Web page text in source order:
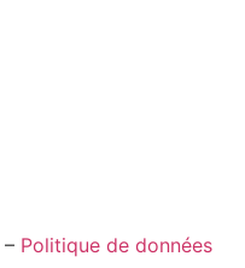
– Politique de données